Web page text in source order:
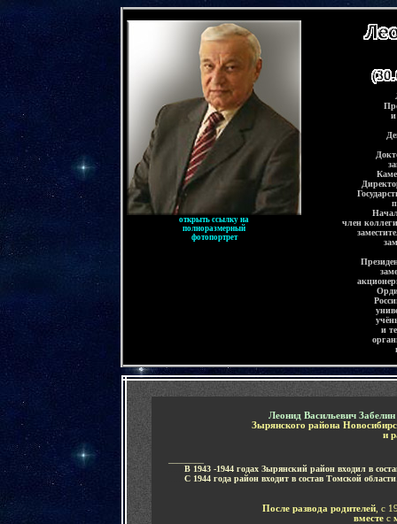
открыть ссылку на
полноразмерный
фотопортрет
и
член
и
Леонид Васильевич Забелин
Зырянского района
и
В 1943 -1944 годах Зырянский район входил в
С 1944 года район входит в состав Томской области
После развода родителей , с
вместе с